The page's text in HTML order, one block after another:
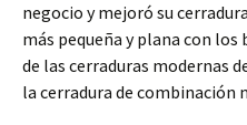
negocio y mejoró su
más pequeña y plana con los
de las cerraduras modernas
la cerradura de combinación